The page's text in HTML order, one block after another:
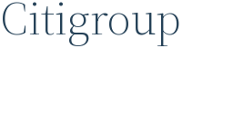
Citigroup